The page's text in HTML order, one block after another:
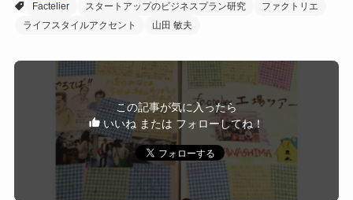
Factelier
スタートアップのビジネスプラン研究
ファクトリエ
ライフスタイルアクセント
山田 敏夫
この記事が気に入ったら
いいね または フォローしてね！